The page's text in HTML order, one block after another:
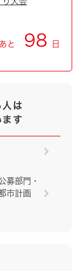
あと 98 日
は
す
募部門・
市計画